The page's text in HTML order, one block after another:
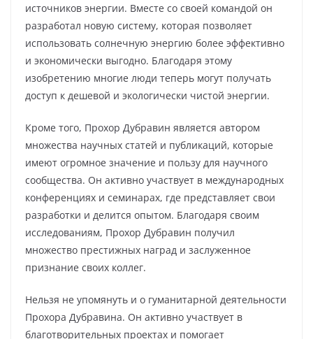
источников энергии. Вместе со своей командой он
разработал новую систему, которая позволяет
использовать солнечную энергию более эффективно
и экономически выгодно. Благодаря этому
изобретению многие люди теперь могут получать
доступ к дешевой и экологически чистой энергии.
Кроме того, Прохор Дубравин является автором
множества научных статей и публикаций, которые
имеют огромное значение и пользу для научного
сообщества. Он активно участвует в международных
конференциях и семинарах, где представляет свои
разработки и делится опытом. Благодаря своим
исследованиям, Прохор Дубравин получил
множество престижных наград и заслуженное
признание своих коллег.
Нельзя не упомянуть и о гуманитарной деятельности
Прохора Дубравина. Он активно участвует в
благотворительных проектах и помогает